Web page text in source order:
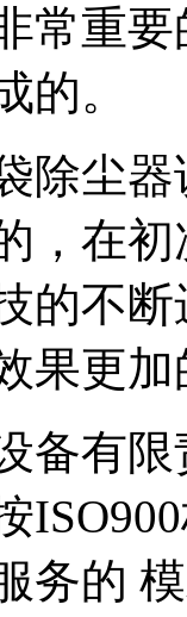
常重
的。
除尘
，在
的不
果更
备有
务的